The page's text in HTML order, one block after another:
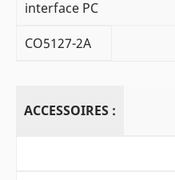
interface PC
CO5127-2A
ACCESSOIRES :